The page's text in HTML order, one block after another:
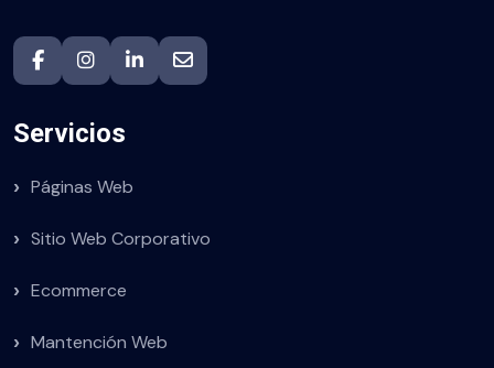
Servicios
Páginas Web
Sitio Web Corporativo
Ecommerce
Mantención Web